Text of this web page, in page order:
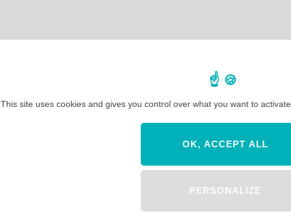
This site uses cookies and gives you control over what you want to activate
OK, ACCEPT ALL
PERSONALIZE